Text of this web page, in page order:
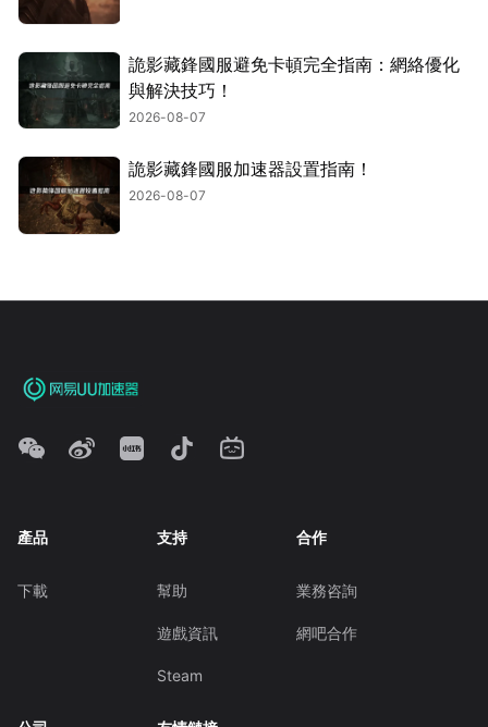
詭影藏鋒國服避免卡頓完全指南：網絡優化
與解決技巧！
2026-08-07
詭影藏鋒國服加速器設置指南！
2026-08-07
產品
下載
支持
幫助
遊戲資訊
Steam
合作
業務咨詢
網吧合作